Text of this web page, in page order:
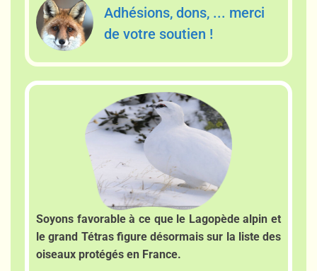
Adhésions, dons, ... merci
de votre soutien !
Soyons favorable à ce que le Lagopède alpin et
le grand Tétras figure désormais sur la liste des
oiseaux protégés en France.